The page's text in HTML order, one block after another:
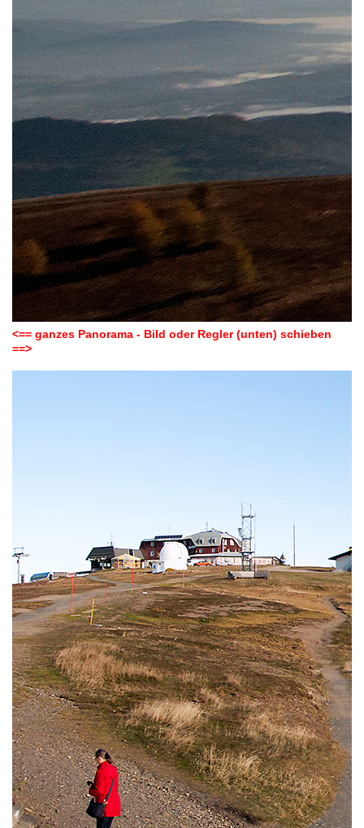
<== ganzes Panorama - Bild oder Regler (unten) schieben
==>